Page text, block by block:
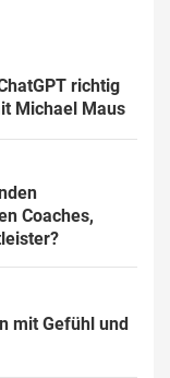
richtig
Michael Maus
Coaches,
mit Gefühl und